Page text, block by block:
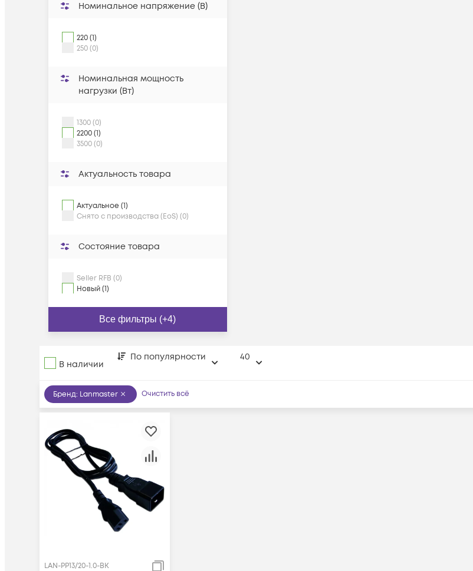
Номинальное напряжение (В)
220 (1)
250 (0)
Номинальная мощность
нагрузки (Вт)
1300 (0)
2200 (1)
3500 (0)
Актуальность товара
Актуальное (1)
Снято с производства (EoS) (0)
Состояние товара
Seller RFB (0)
Новый (1)
Все фильтры (+4)
В наличии
По популярности 40
Бренд: Lanmaster Очистить всё
LAN-PP13/20-1.0-BK